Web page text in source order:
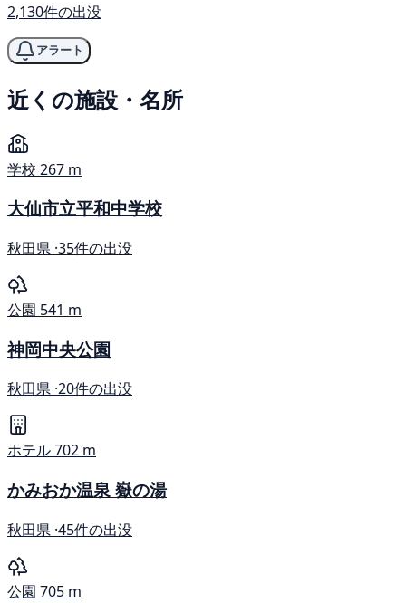
2,130件の出没
アラート
近くの施設・名所
学校 267 m
大仙市立平和中学校
秋田県 ·35件の出没
公園 541 m
神岡中央公園
秋田県 ·20件の出没
ホテル702 m
かみおか温泉 嶽の湯
秋田県 ·45件の出没
公園 705 m